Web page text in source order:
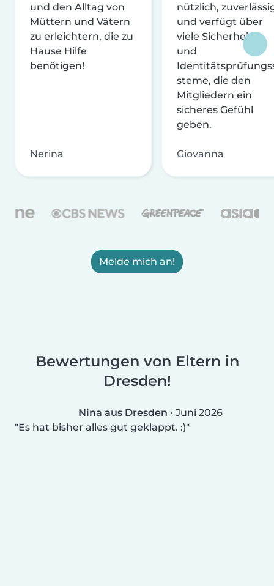
und den Alltag von
Müttern und Vätern
zu erleichtern, die zu
Hause Hilfe
benötigen!
Nerina
nützlich,
und verfügt über
viele Sicherheits-
und
steme, die den
Mitgliedern ein
sicheres Gefühl
geben.
Giovanna
Melde mich an!
Bewertungen von Eltern in
Dresden!
Nina aus Dresden • Juni 2026
Es hat bisher alles gut geklappt. :)